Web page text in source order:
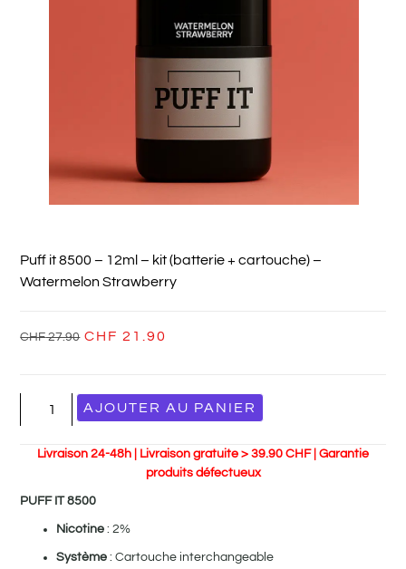
Puff it 8500 – 12ml – kit (batterie + cartouche) –
Watermelon Strawberry
CHF27.90 CHF 21.90
AJOUTER AU PANIER
Livraison 24-48h | Livraison gratuite > 39.90 CHF | Garantie
produits défectueux
PUFF IT 8500
Nicotine : 2%
Système : Cartouche interchangeable